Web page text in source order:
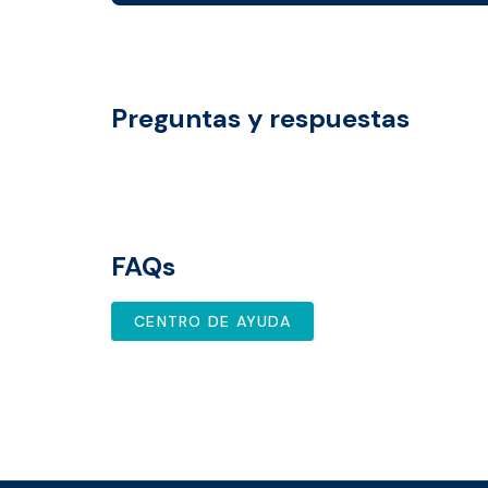
Preguntas y respuestas
FAQs
CENTRO DE AYUDA